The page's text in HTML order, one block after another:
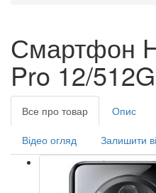
Смартфон
Pro 12/
Все про товар Опис
Відео огляд Залишити